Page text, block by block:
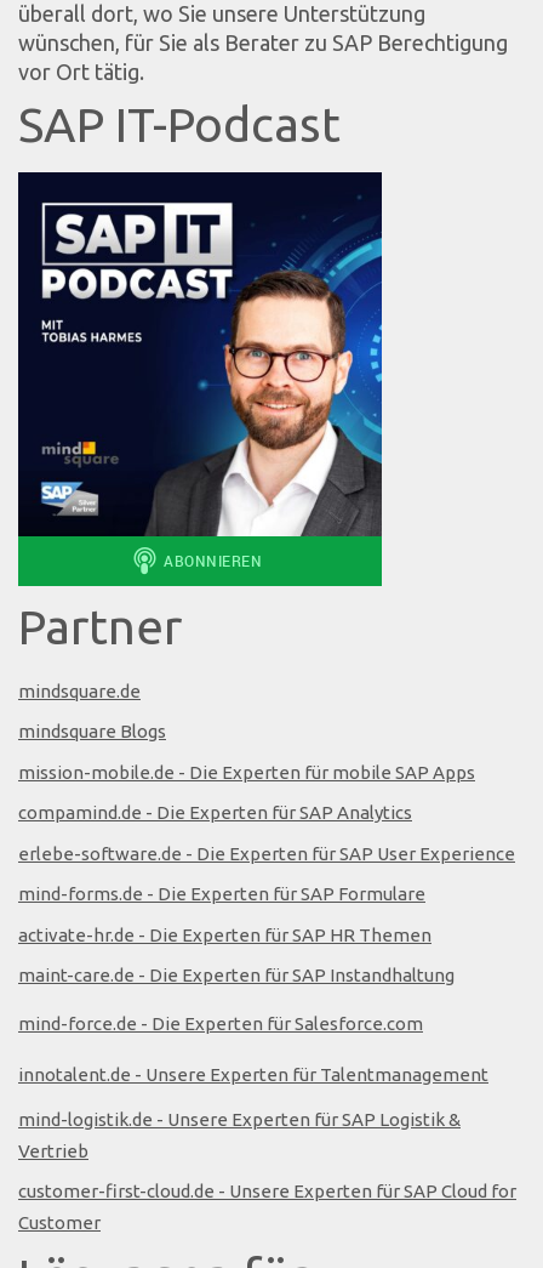
überall dort, wo Sie unsere Unterstützung
wünschen, für Sie als Berater zu SAP Berechtigung
vor Ort tätig.
SAP IT-Podcast
Partner
mindsquare.de
mindsquare Blogs
mission-mobile.de - Die Experten für mobile SAP Apps
compamind.de - Die Experten für SAP Analytics
erlebe-software.de - Die Experten für SAP User Experience
mind-forms.de - Die Experten für SAP Formulare
activate-hr.de - Die Experten für SAP HR Themen
maint-care.de - Die Experten für SAP Instandhaltung
mind-force.de - Die Experten für Salesforce.com
innotalent.de - Unsere Experten für Talentmanagement
mind-logistik.de - Unsere Experten für SAP Logistik &
Vertrieb
customer-first-cloud.de - Unsere Experten für SAP Cloud for
Customer